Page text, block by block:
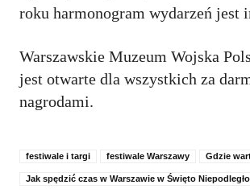
roku harmonogram wydarzeń jest
Warszawskie Muzeum Wojska
jest otwarte dla wszystkich za
nagrodami.
festiwale i targi festiwale Warszawy Gdzie
Jak spędzić czas w Warszawie w Święto